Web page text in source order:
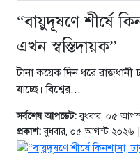
“বায়ুদূষণে শীর্ষে
এখন স্বস্তিদায়ক”
টানা কয়েক দিন ধরে রাজধানী
যাচ্ছে। বিশ্বের...
সর্বশেষ আপডেট:বুধবার, ০৫
প্রকাশ:বুধবার, ০৫ আগস্ট ২০২৬